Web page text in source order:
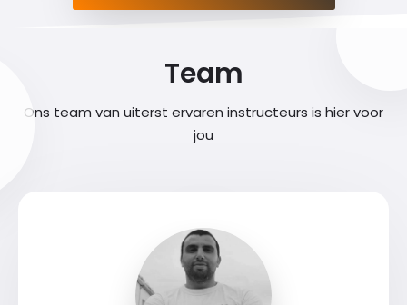
Team
Ons team van uiterst ervaren instructeurs is hier voor
jou